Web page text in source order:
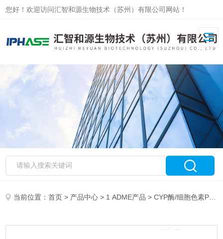
您好！欢迎访问汇智和源生物技术（苏州）有限公司网站！
当前位置：首页 > 产品中心 > 1 ADME产品 >CYP酶/细胞色素P450酶